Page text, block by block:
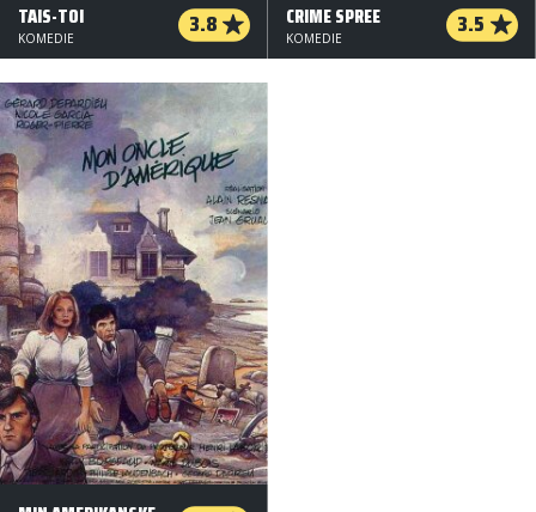
TAIS-TOI 3.8
KOMEDIE
CRIME SPREE 3.5
KOMEDIE